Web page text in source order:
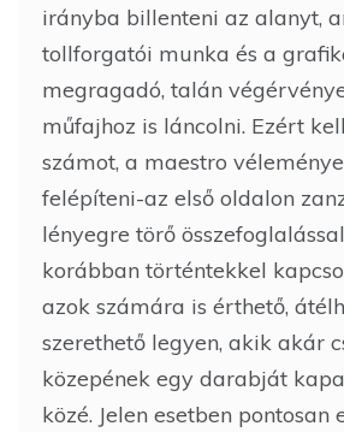
irányba billenteni az alanyt,
tollforgatói munka és a
megragadó, talán
műfajhoz is láncolni. Ezért
számot, a maestro
felépíteni-az első oldalon
lényegre törő
korábban történtekkel
azok számára is érthető,
szerethető legyen, akik akár
közepének egy darabját
közé. Jelen esetben pontosan